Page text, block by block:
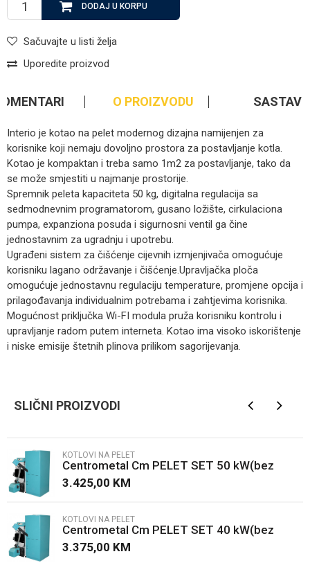
DODAJ U KORPU
Sačuvajte u listi želja
Uporedite proizvod
O PROIZVODU SASTAV
Interio je kotao na pelet modernog dizajna namijenjen za
korisnike koji nemaju dovoljno prostora za postavljanje kotla.
Kotao je kompaktan i treba samo 1m2 za postavljanje, tako da
se može smjestiti u najmanje prostorije.
Spremnik peleta kapaciteta 50 kg, digitalna regulacija sa
sedmodnevnim programatorom, gusano ložište, cirkulaciona
pumpa, expanziona posuda i sigurnosni ventil ga čine
jednostavnim za ugradnju i upotrebu.
Ugrađeni sistem za čišćenje cijevnih izmjenjivača omogućuje
korisniku lagano održavanje i čišćenje.Upravljačka ploča
omogućuje jednostavnu regulaciju temperature, promjene opcija i
prilagođavanja individualnim potrebama i zahtjevima korisnika.
Mogućnost priključka Wi-FI modula pruža korisniku kontrolu i
upravljanje radom putem interneta. Kotao ima visoko iskorištenje
i niske emisije štetnih plinova prilikom sagorijevanja.
Poruka
SLIČNI PROIZVODI
KOTLOVI NA PELET
Centrometal Cm PELET SET 50 kW(bez
kotla)
3.425,00 KM
KOTLOVI NA PELET
Centrometal Cm PELET SET 40 kW(bez
kotla)
3.375,00 KM